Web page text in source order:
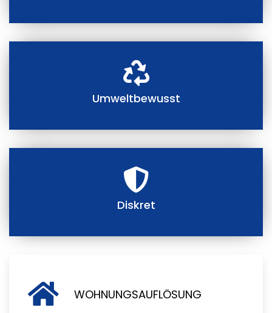
Umweltbewusst
Diskret
WOHNUNGSAUFLÖSUNG